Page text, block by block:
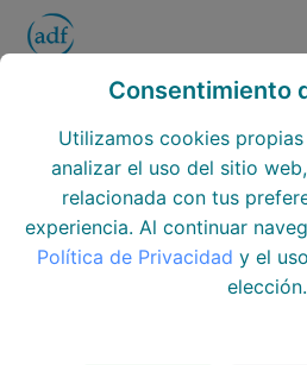
Todos los
Todos los
Formación
PREINSCRIPCIÓN
Programación
formativas
Consentimiento
Utilizamos cookies
analizar el uso del sitio
relacionada con tus
experiencia. Al continuar
Política de Privacidad y el
elección.